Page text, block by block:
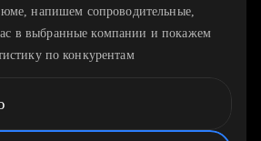
напишем сопроводительные,
в выбранные компании и покажем
по конкурентам